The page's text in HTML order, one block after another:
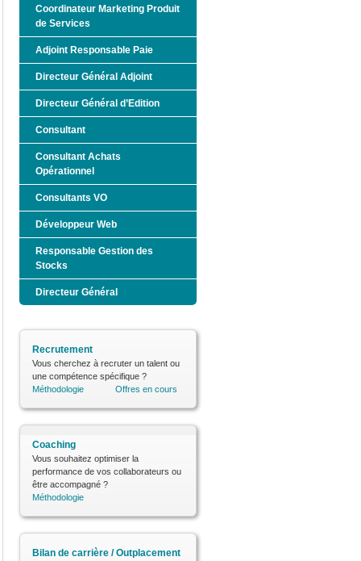
Coordinateur Marketing Produit
de Services
Adjoint Responsable Paie
Directeur Général Adjoint
Directeur Général d’Edition
Consultant
Consultant Achats
Opérationnel
Consultants VO
Développeur Web
Responsable Gestion des
Stocks
Directeur Général
Recrutement
Vous cherchez à recruter un talent ou
une compétence spécifique ?
Méthodologie
Offres en cours
Coaching
Vous souhaitez optimiser la
performance de vos collaborateurs ou
être accompagné ?
Méthodologie
Bilan de carrière / Outplacement